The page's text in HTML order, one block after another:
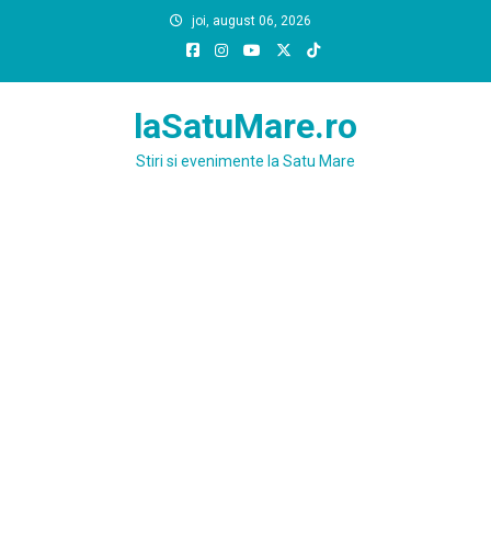
joi, august 06, 2026
laSatuMare.ro
Stiri si evenimente la Satu Mare